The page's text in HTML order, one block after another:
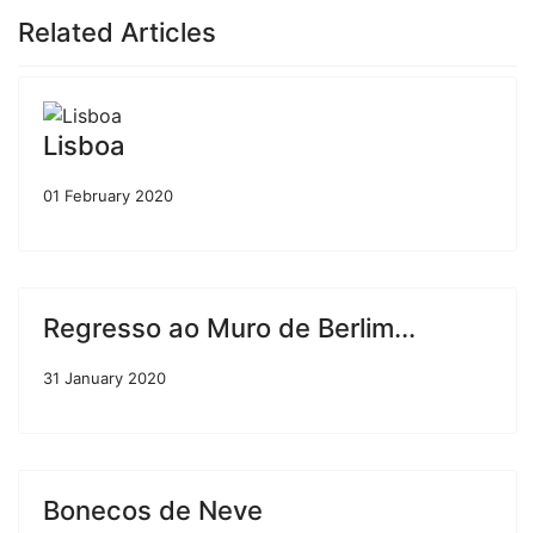
Related Articles
Lisboa
01 February 2020
Regresso ao Muro de Berlim...
31 January 2020
Bonecos de Neve